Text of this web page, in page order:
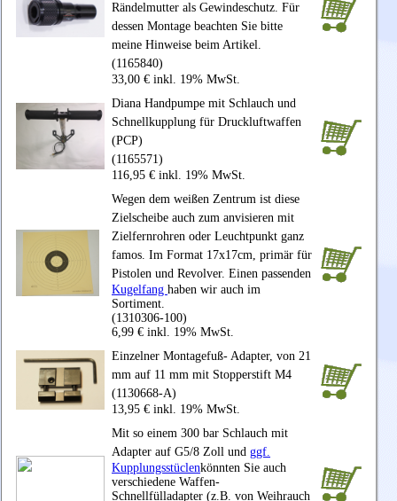
Rändelmutter als Gewindeschutz. Für
dessen Montage beachten Sie bitte
meine Hinweise beim Artikel.
(1165840)
33,00 € inkl. 19% MwSt.
Diana Handpumpe mit Schlauch und
Schnellkupplung für Druckluftwaffen
(PCP)
(1165571)
116,95 € inkl. 19% MwSt.
Wegen dem weißen Zentrum ist diese
Zielscheibe auch zum anvisieren mit
Zielfernrohren oder Leuchtpunkt ganz
famos. Im Format 17x17cm, primär für
Pistolen und Revolver. Einen passenden
Kugelfang haben wir auch im
Sortiment.
(1310306-100)
6,99 € inkl. 19% MwSt.
Einzelner Montagefuß- Adapter, von 21
mm auf 11 mm mit Stopperstift M4
(1130668-A)
13,95 € inkl. 19% MwSt.
Mit so einem 300 bar Schlauch mit
Adapter auf G5/8 Zoll und ggf.
Kupplungsstüclenkönnten Sie auch
verschiedene Waffen-
Schnellfülladapter (z.B. von Weihrauch